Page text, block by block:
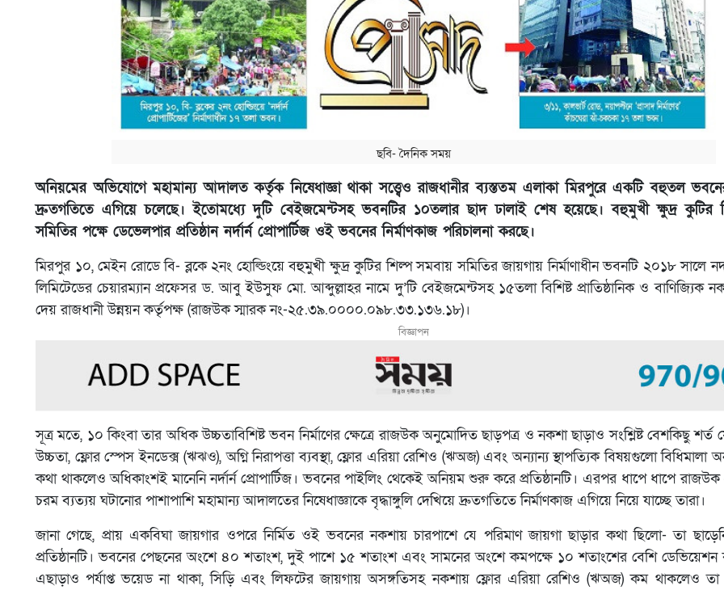
ছবি- দৈনিক সময়
অনিয়মের অভিযোগে মহামান্য আদালত কর্তৃক নিষেধাজ্ঞা থাকা সত্ত্বেও রাজধানীর ব্যস্ততম এলাকা মিরপুরে একটি বহুতল
দ্রুতগতিতে এগিয়ে চলেছে। ইতোমধ্যে দুটি বেইজমেন্টসহ ভবনটির ১০তলার ছাদ ঢালাই শেষ হয়েছে। বহুমুখী ক্ষুদ্র কুটির
সমিতির পক্ষে ডেভেলপার প্রতিষ্ঠান নর্দার্ন প্রোপার্টিজ ওই ভবনের নির্মাণকাজ পরিচালনা করছে।
মিরপুর ১০, মেইন রোডে বি- ব্লকে ২নং হোল্ডিংয়ে বহুমুখী ক্ষুদ্র কুটির শিল্প সমবায় সমিতির জায়গায় নির্মাণাধীন ভবনটি ২০১৮ সালে
লিমিটেডের চেয়ারম্যান প্রফেসর ড. আবু ইউসুফ মো. আব্দুল্লাহর নামে দু’টি বেইজমেন্টসহ ১৫তলা বিশিষ্ট প্রাতিষ্ঠানিক ও বাণিজ্যিক
দেয় রাজধানী উন্নয়ন কর্তৃপক্ষ (রাজউক স্মারক নং-২৫.৩৯.০০০০.০৯৮.৩৩.১৩৬.১৮)।
বিজ্ঞাপন
সূত্র মতে, ১০ কিংবা তার অধিক উচ্চতাবিশিষ্ট ভবন নির্মাণের ক্ষেত্রে রাজউক অনুমোদিত ছাড়পত্র ও নকশা ছাড়াও সংশ্লিষ্ট বেশকিছু
উচ্চতা, ফ্লোর স্পেস ইনডেক্স (ঋঝও), অগ্নি নিরাপত্তা ব্যবস্থা, ফ্লোর এরিয়া রেশিও (ঋঅজ) এবং অন্যান্য স্থাপত্যিক বিষয়গুলো বিধিমালা
কথা থাকলেও অধিকাংশই মানেনি নর্দার্ন প্রোপার্টিজ। ভবনের পাইলিং থেকেই অনিয়ম শুরু করে প্রতিষ্ঠানটি। এরপর ধাপে ধাপে রাজউক
চরম ব্যত্যয় ঘটানোর পাশাপাশি মহামান্য আদালতের নিষেধাজ্ঞাকে বৃদ্ধাঙ্গুলি দেখিয়ে দ্রুতগতিতে নির্মাণকাজ এগিয়ে নিয়ে যাচ্ছে তারা।
জানা গেছে, প্রায় একবিঘা জায়গার ওপরে নির্মিত ওই ভবনের নকশায় চারপাশে যে পরিমাণ জায়গা ছাড়ার কথা ছিলো- তা
প্রতিষ্ঠানটি। ভবনের পেছনের অংশে ৪০ শতাংশ, দুই পাশে ১৫ শতাংশ এবং সামনের অংশে কমপক্ষে ১০ শতাংশের বেশি ডেভিয়েশন
এছাড়াও পর্যাপ্ত ভয়েড না থাকা, সিড়ি এবং লিফটের জায়গায় অসঙ্গতিসহ নকশায় ফ্লোর এরিয়া রেশিও (ঋঅজ) কম থাকলেও তা